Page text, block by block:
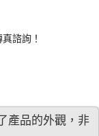
諮詢！
產品的外觀，非